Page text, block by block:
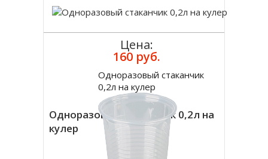
Одноразовый стаканчик 0,2л на
кулер
Цена:
160 руб.
Одноразовый стаканчик
0,2л на кулер